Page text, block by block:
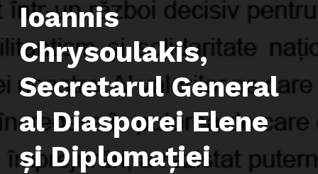
Ioannis
Chrysoulakis,
Secretarul General
al Diasporei Elene
și Diplomației